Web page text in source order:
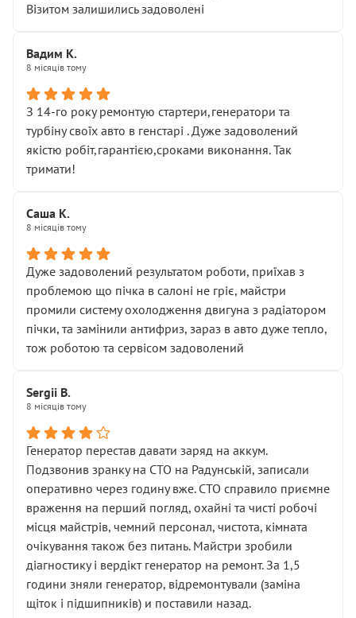
Візитом залишились задоволені
Вадим К.
8 місяців тому
З 14-го року ремонтую стартери,генератори та
турбіну своїх авто в генстарі . Дуже задоволений
якістю робіт,гарантією,сроками виконання. Так
тримати!
Саша К.
8 місяців тому
Дуже задоволений результатом роботи, приїхав з
проблемою що пічка в салоні не гріє, майстри
промили систему охолодження двигуна з радіатором
пічки, та замінили антифриз, зараз в авто дуже тепло,
тож роботою та сервісом задоволений
Sergii B.
8 місяців тому
Генератор перестав давати заряд на аккум.
Подзвонив зранку на СТО на Радунській, записали
оперативно через годину вже. СТО справило приємне
враження на перший погляд, охайні та чисті робочі
місця майстрів, чемний персонал, чистота, кімната
очікування також без питань. Майстри зробили
діагностику і вердікт генератор на ремонт. За 1,5
години зняли генератор, відремонтували (заміна
щіток і підшипників) и поставили назад.